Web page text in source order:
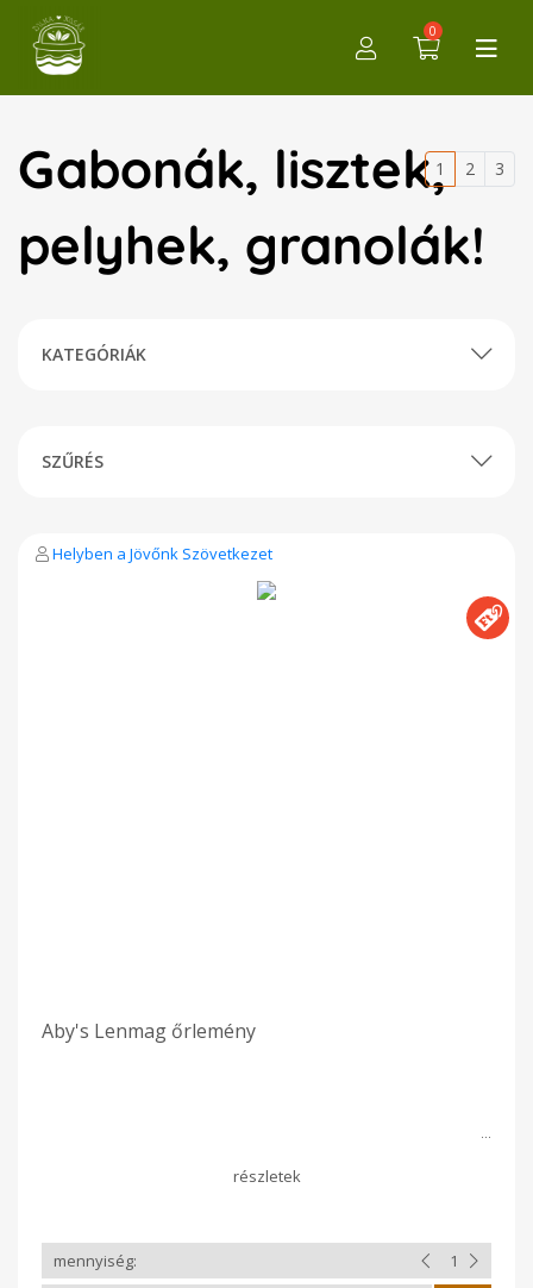
0
Gabonák, lisztek,
pelyhek, granolák!
1 2 3
KATEGÓRIÁK
SZŰRÉS
Helyben a Jövőnk Szövetkezet
Aby's Lenmag őrlemény